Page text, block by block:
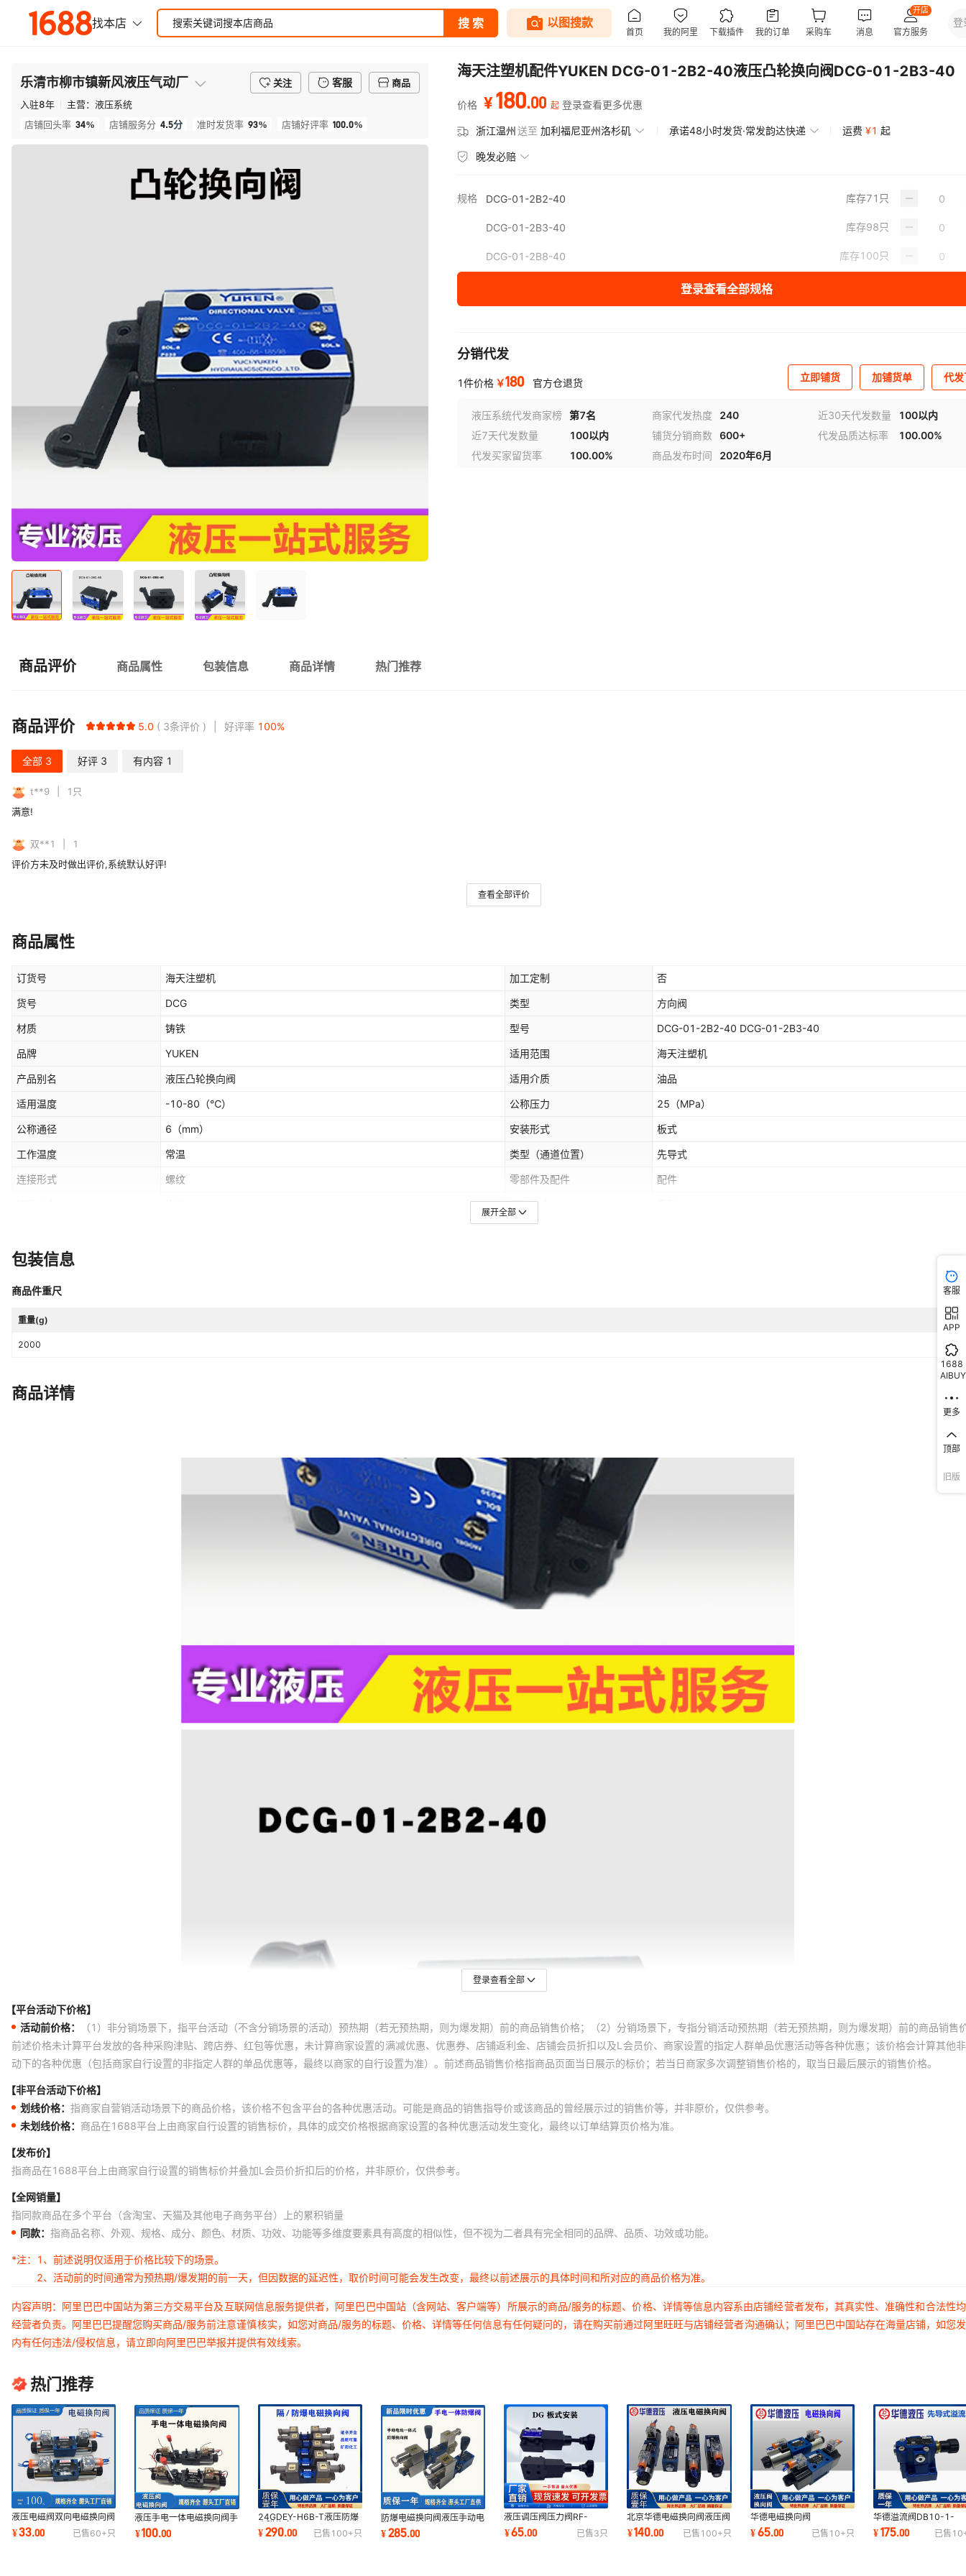
乐清市柳市镇新风液压气动厂 关注 客服
商品
入驻8年 主营： 液压系统
店铺回头率 34% 店铺服务分 4.5分 准时发货率 93% 店铺好评率 100.0%
海天注塑机配件YUKEN DCG-01-2B2-40液压凸轮换向阀DCG-01-2B3-40
价格 ¥180.00 起 登录查看更多优惠
浙江温州送至 加利福尼亚州洛杉矶 承诺48小时发货·常发韵达快递 运费 ¥1 起
晚发必赔
规格 DCG-01-2B2-40 库存71 只
DCG-01-2B3-40 库存98只
DCG-01-2B8-40 库存100只
登录查看全部规格
分销代发
1件价格 ￥180 官方仓退货 立即铺货 加铺货单 代
液压系统代发商家榜 第7名 商家代发热度 240 近30天代发数量
100以内
近7天代发数量
100以内 铺货分销商数 600+ 代发品质达标率
100.00%
代发买家留货率
100.00% 商品发布时间 2020年6月
商品评价 商品属性 包装信息 商品详情 热门推荐
商品评价 5.0 3条评价 好评率 100%
全部 3 好评 3 有内容 1
t**9 1 只
满意!
双**1
1
评价方未及时做出评价,系统默认好评!
查看全部评价
商品属性
订货号 海天注塑机 加工定制 否
货号 DCG 类型 方向阀
材质 铸铁 型号 DCG-01-2B2-40 DCG-01-2B3-40
品牌 YUKEN 适用范围 海天注塑机
产品别名 液压凸轮换向阀 适用介质 油品
适用温度 -10-80 （℃） 公称压力 25 （MPa）
公称通径 6 （mm） 安装形式 板式
工作温度 常温 类型（通道位置） 先导式
连接形式 螺纹 零部件及配件 配件
驱动方式
规格
展开全部
包装信息
商品件重尺
重量(g)
2000
商品详情
登录查看全部
【平台活动下价格】
活动前价格：
（1）非分销场景下，指平台活动（不含分销场景的活动）预热期（若无预热期，则为爆发期）前的商品销售价格；（2）分销场景下，专指分销活动预热期（若无预热期，则为爆发期）前的商品销售
前述价格未计算平台发放的各种采购津贴、跨店券、红包等优惠，未计算商家设置的满减优惠、优惠券、店铺返利金、店铺会员折扣以及L会员价、商家设置的指定人群单品优惠活动等各种优惠；该价格会计算其他
动下的各种优惠（包括商家自行设置的非指定人群的单品优惠等，最终以商家的自行设置为准）。前述商品销售价格指商品页面当日展示的标价；若当日商家多次调整销售价格的，取当日最后展示的销售价格。
【非平台活动下价格】
划线价格： 指商家自营销活动场景下的商品价格，该价格不包含平台的各种优惠活动。可能是商品的销售指导价或该商品的曾经展示过的销售价等，并非原价，仅供参考。
未划线价格： 商品在1688平台上由商家自行设置的销售标价，具体的成交价格根据商家设置的各种优惠活动发生变化，最终以订单结算页价格为准。
【发布价】
指商品在1688平台上由商家自行设置的销售标价并叠加L会员价折扣后的价格，并非原价，仅供参考。
【全网销量】
指同款商品在多个平台（含淘宝、天猫及其他电子商务平台）上的累积销量
同款： 指商品名称、外观、规格、成分、颜色、材质、功效、功能等多维度要素具有高度的相似性，但不视为二者具有完全相同的品牌、品质、功效或功能。
*注：
1、前述说明仅适用于价格比较下的场景。
2、活动前的时间通常为预热期/爆发期的前一天，但因数据的延迟性，取价时间可能会发生改变，最终以前述展示的具体时间和所对应的商品价格为准。
内容声明：阿里巴巴中国站为第三方交易平台及互联网信息服务提供者，阿里巴巴中国站（含网站、客户端等）所展示的商品/服务的标题、价格、详情等信息内容系由店铺经营者发布，其真实性、准确性和合法性
经营者负责。阿里巴巴提醒您购买商品/服务前注意谨慎核实，如您对商品/服务的标题、价格、详情等任何信息有任何疑问的，请在购买前通过阿里旺旺与店铺经营者沟通确认；阿里巴巴中国站存在海量店铺，如您
内有任何违法/侵权信息，请立即向阿里巴巴举报并提供有效线索。
热门推荐
液压电磁阀双向电磁换向阀
4WE6E50/AG24NZ5L
4WE6H 6G 6J50/AW220
¥33.00 已售60+只
液压手电一体电磁换向阀手
电动4WEMM6E/D24V
10G E 4WEMM6G/D24V
¥100.00
24GDEY-H6B-T液压防爆
电磁换向阀24GDEO-
H6B-T隔爆阀矿用化工阀
¥290.00 已售 100+只
防爆电磁换向阀液压手动电
磁一体GD-
4WEMM6E/D24V煤机矿
¥285.00
液压调压阀压力阀RF-
G01-1 RF-G01/T01-3
RF-T01-3 RV-02G-
¥65.00 已售3只
北京华德电磁换向阀液压阀
4WE6E61B/CG24N9Z5L
CW220 4WE6J 6G 6D
¥140.00 已售 100+只
华德电磁换向阀
4WE10E31B/CG24N9Z5L
CW220-50N9Z5L
¥65.00 已售 10+只
华德溢流阀DB10-1-
50B/315 DB20-1-
50/315调压阀DB30-
¥175.00 已售
客服
APP
1688
AIBUY
更多
顶部
旧版